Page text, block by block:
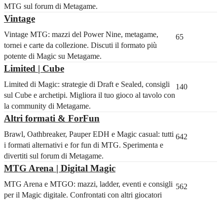
MTG sul forum di Metagame.
Vintage
Vintage MTG: mazzi del Power Nine, metagame,
tornei e carte da collezione. Discuti il formato più
potente di Magic su Metagame.
65
Limited | Cube
Limited di Magic: strategie di Draft e Sealed, consigli
sul Cube e archetipi. Migliora il tuo gioco al tavolo con
la community di Metagame.
140
Altri formati & ForFun
Brawl, Oathbreaker, Pauper EDH e Magic casual: tutti
i formati alternativi e for fun di MTG. Sperimenta e
divertiti sul forum di Metagame.
642
MTG Arena | Digital Magic
MTG Arena e MTGO: mazzi, ladder, eventi e consigli
per il Magic digitale. Confrontati con altri giocatori
562